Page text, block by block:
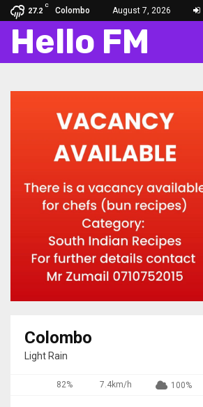
27.2
C
Colombo August 7, 2026
Hello FM
Colombo
Light Rain
82% 7.4km/h 100%